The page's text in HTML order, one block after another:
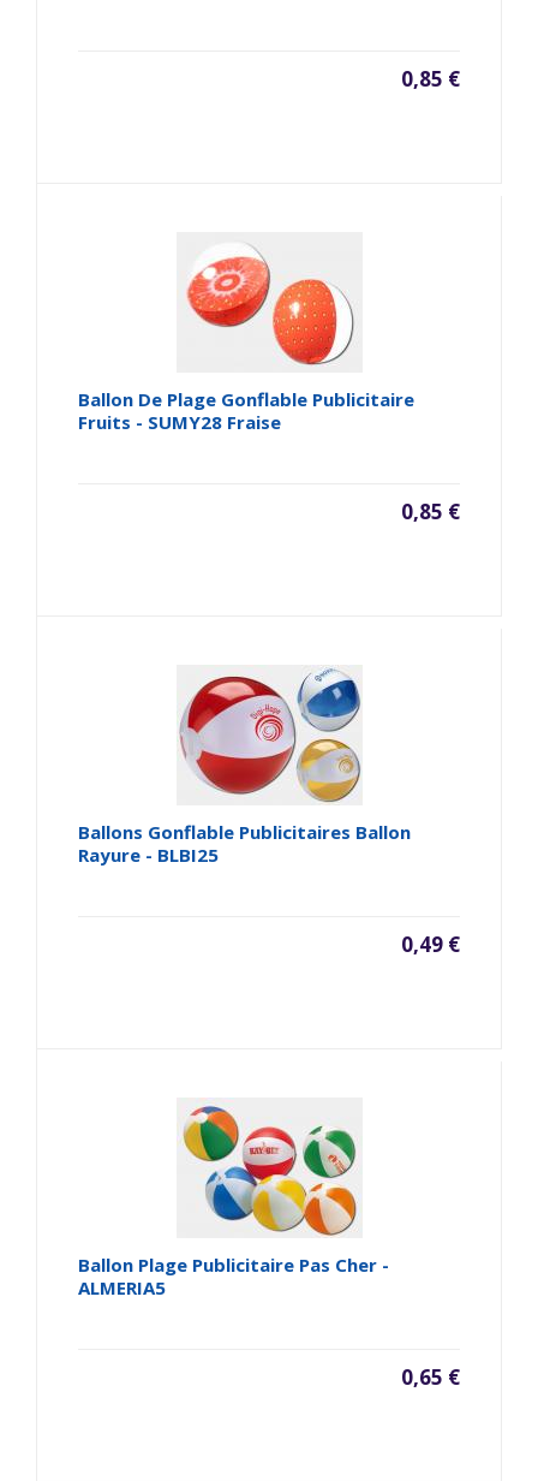
0,85 €
Ballon De Plage Gonflable Publicitaire
Fruits - SUMY28 Fraise
0,85 €
Ballons Gonflable Publicitaires Ballon
Rayure - BLBI25
0,49 €
Ballon Plage Publicitaire Pas Cher -
ALMERIA5
0,65 €